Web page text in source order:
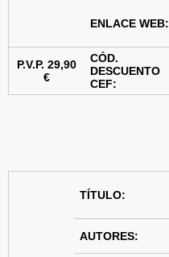
t
ENLACE WEB:
P.V.P. 29,90
€
CÓD.
DESCUENTO
CEF:
TÍTULO:
AUTORES: